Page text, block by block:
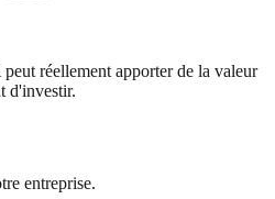
réellement apporter de la valeur
d'investir.
entreprise.